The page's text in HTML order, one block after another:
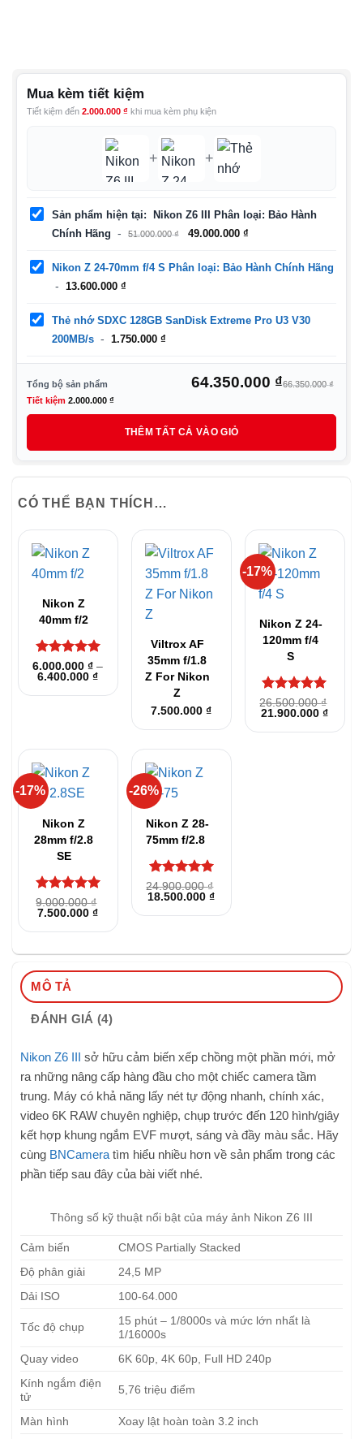
Mua kèm tiết kiệm
Tiết kiệm đến 2.000.000 ₫ khi mua kèm phụ kiện
+ +
Sản phẩm hiện tại
Nikon Z6 III Phân loại: Bảo Hành
Chính Hãng
51.000.000₫
Giá
51.000.000 ₫.
49.000.000₫
là:
Nikon Z 24-70mm f/4 S Phân loại: Bảo Hành Chính Hãng
13.600.000 ₫
Thẻ nhớ SDXC 128GB SanDisk Extreme Pro U3 V30
200MB/s
1.750.000 ₫
Tổng bộ sản phẩm 66.350.000₫
là:
64.350.000 ₫
tại
Tiết kiệm 2.000.000 ₫
THÊM TẤT CẢ VÀO GIỎ
CÓ THỂ BẠN THÍCH…
Nikon Z
40mm f/2
Được xếp
hạng55
6.000.000₫ –
6.400.000₫Khoảng
từ
6.000.000 ₫
6.400.000 ₫
Viltrox AF
35mm f/1.8
Z For Nikon
Z
7.500.000₫
-17%
Nikon Z 24-
120mm f/4
S
Được xếp
hạng55
26.500.000₫
Giá
là:
21.900.000₫Giá
hiện
tại
-17%
Nikon Z
28mm f/2.8
SE
Được xếp
hạng55
9.000.000₫
Giá
là:
7.500.000₫Giá
hiện
tại
7.500.000 ₫.
-26%
Nikon Z 28-
75mm f/2.8
Được xếp
hạng55
24.900.000₫
Giá
là:
18.500.000₫Giá
hiện
tại
MÔ TẢ
ĐÁNH GIÁ (4)
Nikon Z6 III sở hữu cảm biến xếp chồng một phần mới, mở
ra những nâng cấp hàng đầu cho một chiếc camera tầm
trung. Máy có khả năng lấy nét tự động nhanh, chính xác,
video 6K RAW chuyên nghiệp, chụp trước đến 120 hình/giây
kết hợp khung ngắm EVF mượt, sáng và đầy màu sắc. Hãy
cùng BNCameratìm hiểu nhiều hơn về sản phẩm trong các
phần tiếp sau đây của bài viết nhé.
Thông số kỹ thuật nổi bật của máy ảnh Nikon Z6 III
Cảm biến
CMOS Partially Stacked
Độ phân giải
24,5 MP
Dải ISO
100-64.000
Tốc độ chụp
15 phút – 1/8000s và mức lớn nhất là
1/16000s
Quay video
6K 60p, 4K 60p, Full HD 240p
Kính ngắm điện
tử
5,76 triệu điểm
Màn hình
Xoay lật hoàn toàn 3.2 inch